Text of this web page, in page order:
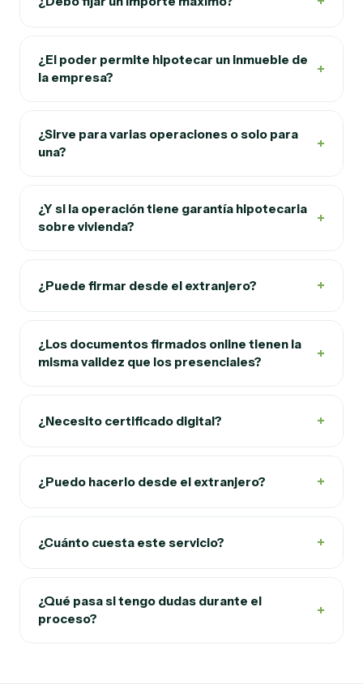
¿El poder permite hipotecar un inmueble de
la empresa?
+
¿Sirve para varias operaciones o solo para
una?
+
¿Y si la operación tiene garantía hipotecaria
sobre vivienda?
+
¿Puede firmar desde el extranjero? +
¿Los documentos firmados online tienen la
misma validez que los presenciales?
+
¿Necesito certificado digital? +
¿Puedo hacerlo desde el extranjero? +
¿Cuánto cuesta este servicio? +
¿Qué pasa si tengo dudas durante el
proceso?
+